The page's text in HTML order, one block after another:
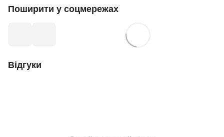
Поширити у соцмережах
Відгуки